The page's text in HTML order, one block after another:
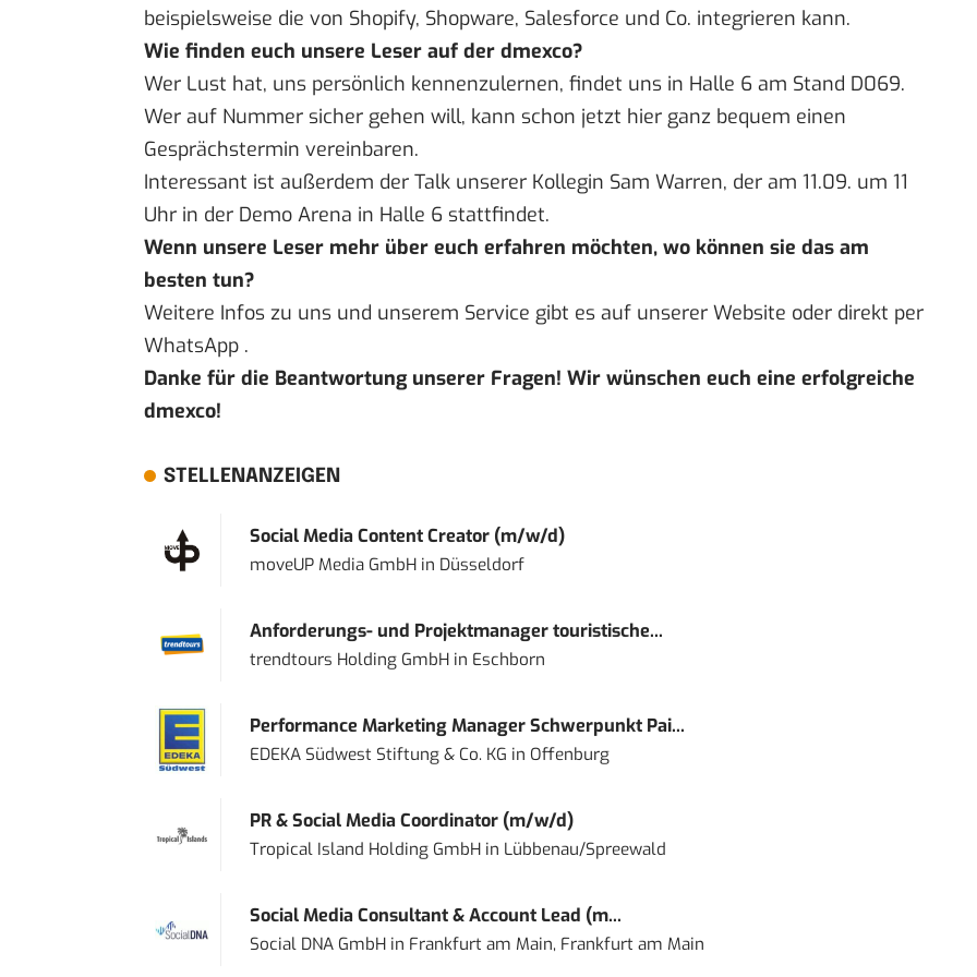
beispielsweise die von Shopify, Shopware, Salesforce und Co. integrieren kann.
Wie finden euch unsere Leser auf der dmexco?
Wer Lust hat, uns persönlich kennenzulernen, findet uns in Halle 6 am Stand D069.
Wer auf Nummer sicher gehen will, kann schon jetzt hier ganz bequem einen
Gesprächstermin vereinbaren.
Interessant ist außerdem der Talk unserer Kollegin Sam Warren, der am 11.09. um 11
Uhr in der Demo Arena in Halle 6 stattfindet.
Wenn unsere Leser mehr über euch erfahren möchten, wo können sie das am
besten tun?
Weitere Infos zu uns und unserem Service gibt es auf unserer Website oder direkt per
WhatsApp .
Danke für die Beantwortung unserer Fragen! Wir wünschen euch eine erfolgreiche
dmexco!
STELLENANZEIGEN
Social Media Content Creator (m/w/d)
moveUP Media GmbHin Düsseldorf
Anforderungs- und Projektmanager touristische...
trendtours Holding GmbHin Eschborn
Performance Marketing Manager Schwerpunkt Pai...
EDEKA Südwest Stiftung & Co. KG in Offenburg
PR & Social Media Coordinator (m/w/d)
Tropical Island Holding GmbHin Lübbenau/Spreewald
Social Media Consultant & Account Lead (m...
Social DNA GmbHin Frankfurt am Main, Frankfurt am Main